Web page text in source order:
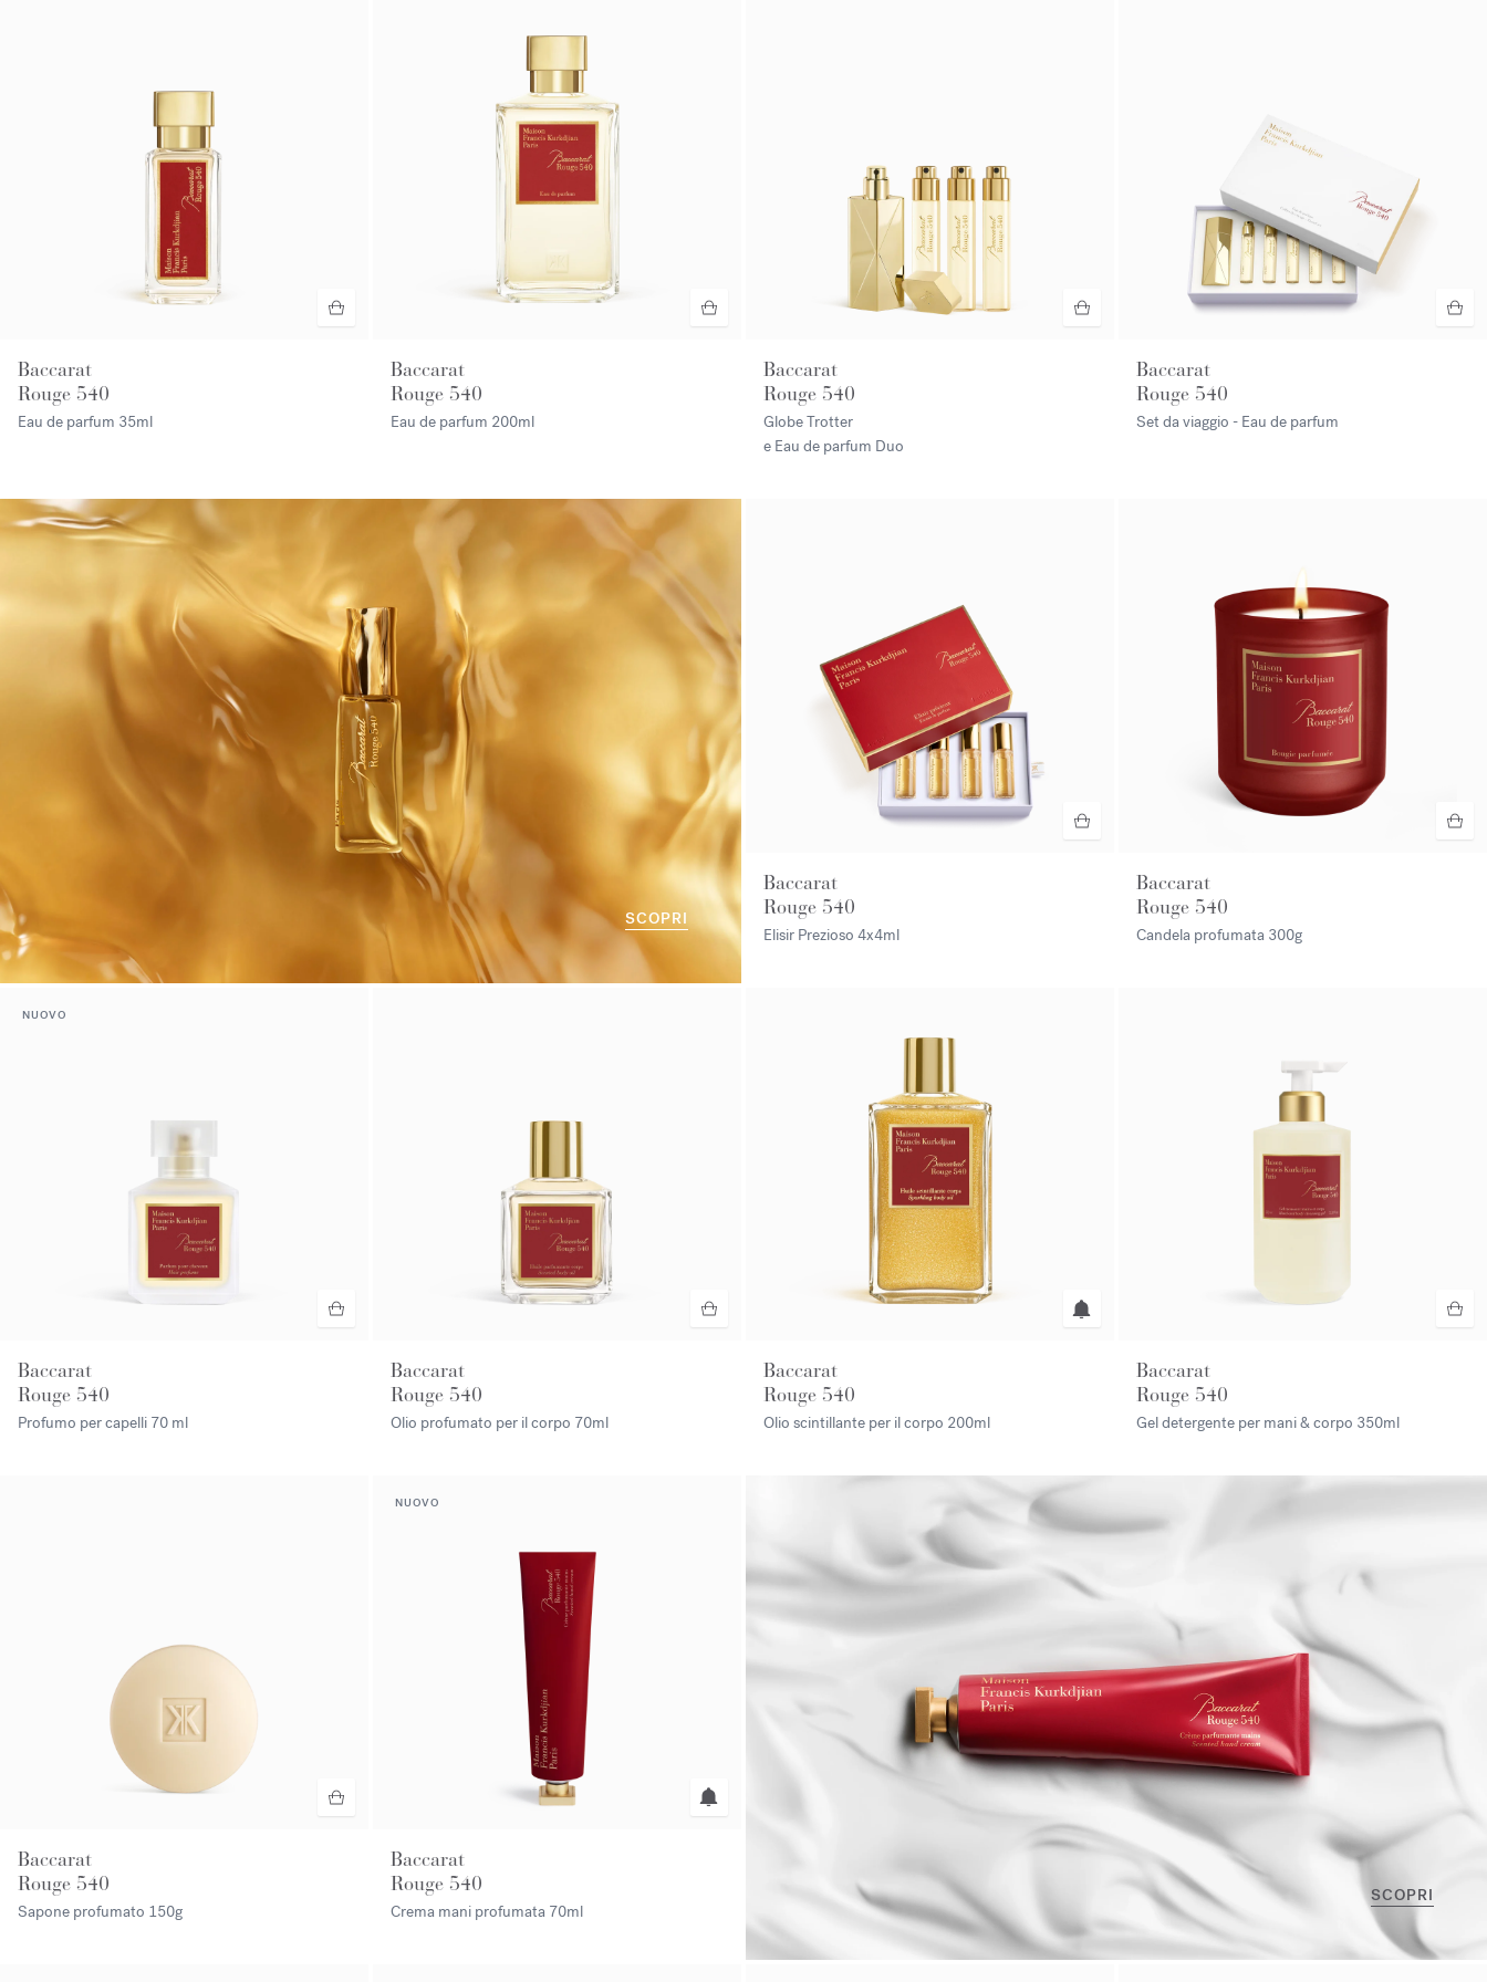
Baccarat
Rouge 540
Eau de parfum 35ml
Baccarat
Rouge 540
Eau de parfum 200ml
Baccarat
Rouge 540
Globe Trotter
e Eau de parfum Duo
Baccarat
Rouge 540
Set da viaggio - Eau de parfum
SCOPRI
Baccarat
Rouge 540
Elisir Prezioso 4x4ml
Baccarat
Rouge 540
Candela profumata 300g
NUOVO
Baccarat
Rouge 540
Profumo per capelli 70 ml
Baccarat
Rouge 540
Olio profumato per il corpo 70ml
Baccarat
Rouge 540
Olio scintillante per il corpo 200ml
Baccarat
Rouge 540
Gel detergente per mani & corpo 350ml
Baccarat
Rouge 540
Sapone profumato 150g
NUOVO
Baccarat
Rouge 540
Crema mani profumata 70ml
SCOPRI